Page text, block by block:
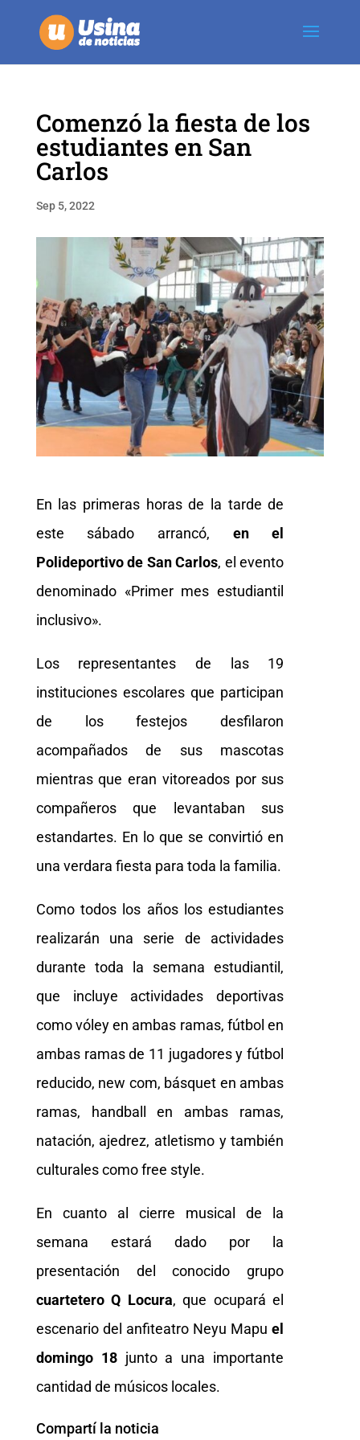
Comenzó la fiesta de los
estudiantes en San
Carlos
Sep 5, 2022
En las primeras horas de la tarde de
este sábado arrancó, en el
Polideportivo de San Carlos, el evento
denominado «Primer mes estudiantil
inclusivo».
Los representantes de las 19
instituciones escolares que participan
de los festejos desfilaron
acompañados de sus mascotas
mientras que eran vitoreados por sus
compañeros que levantaban sus
estandartes. En lo que se convirtió en
una verdara fiesta para toda la familia.
Como todos los años los estudiantes
realizarán una serie de actividades
durante toda la semana estudiantil,
que incluye actividades deportivas
como vóley en ambas ramas, fútbol en
ambas ramas de 11 jugadores y fútbol
reducido, new com, básquet en ambas
ramas, handball en ambas ramas,
natación, ajedrez, atletismo y también
culturales como free style.
En cuanto al cierre musical de la
semana estará dado por la
presentación del conocido grupo
cuartetero Q Locura, que ocupará el
escenario del anfiteatro Neyu Mapuel
domingo 18junto a una importante
cantidad de músicos locales.
Compartí la noticia